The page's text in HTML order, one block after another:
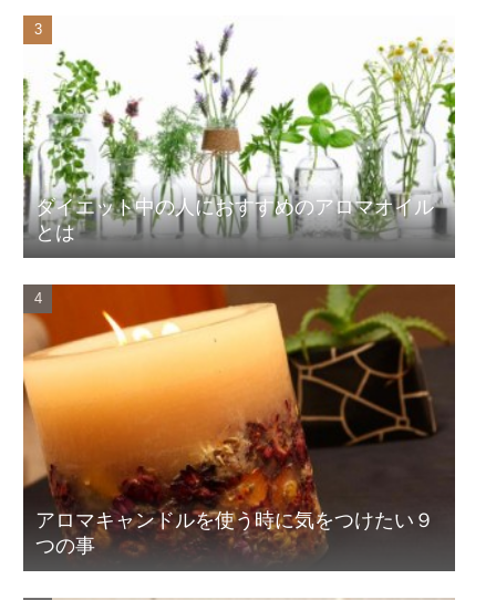
ダイエット中の人におすすめのアロマオイル
とは
アロマキャンドルを使う時に気をつけたい９
つの事